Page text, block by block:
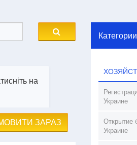
на
ЗАРАЗ
Категории
Украине
Открытие
Украине